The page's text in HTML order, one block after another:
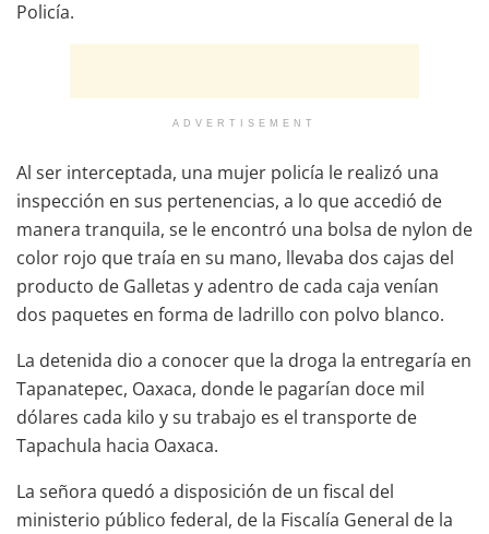
Policía.
ADVERTISEMENT
Al ser interceptada, una mujer policía le realizó una
inspección en sus pertenencias, a lo que accedió de
manera tranquila, se le encontró una bolsa de nylon de
color rojo que traía en su mano, llevaba dos cajas del
producto de Galletas y adentro de cada caja venían
dos paquetes en forma de ladrillo con polvo blanco.
La detenida dio a conocer que la droga la entregaría en
Tapanatepec, Oaxaca, donde le pagarían doce mil
dólares cada kilo y su trabajo es el transporte de
Tapachula hacia Oaxaca.
La señora quedó a disposición de un fiscal del
ministerio público federal, de la Fiscalía General de la